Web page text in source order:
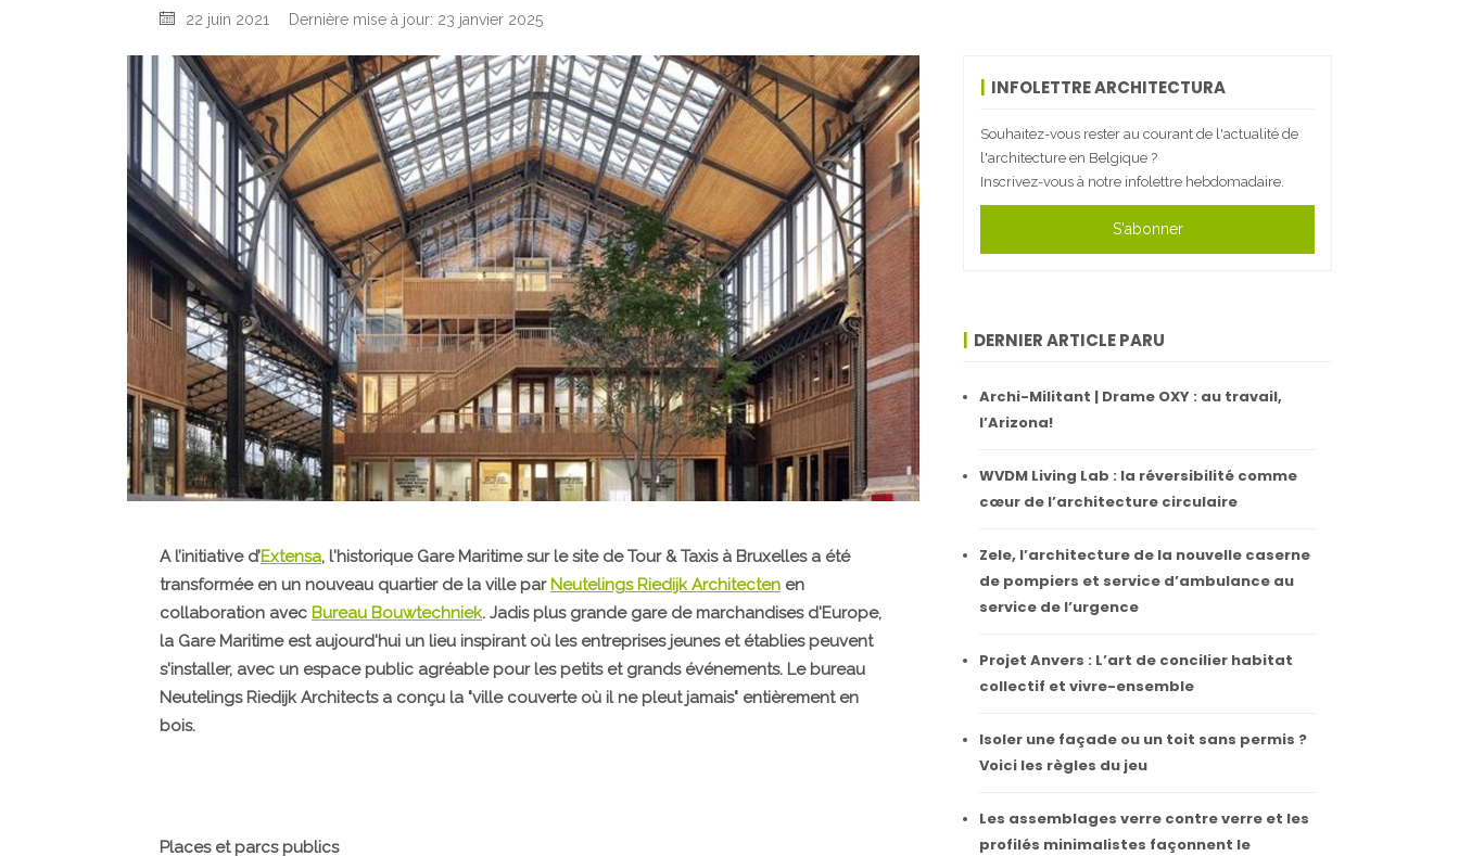
22 juin 2021 Dernière mise à jour: 23 janvier 2025
A l’initiative d’Extensa, l'historique Gare Maritime sur le site de Tour & Taxis à Bruxelles a été
transformée en un nouveau quartier de la ville par Neutelings Riedijk Architecten en
collaboration avec Bureau Bouwtechniek. Jadis plus grande gare de marchandises d'Europe,
la Gare Maritime est aujourd'hui un lieu inspirant où les entreprises jeunes et établies peuvent
s'installer, avec un espace public agréable pour les petits et grands événements. Le bureau
Neutelings Riedijk Architects a conçu la "ville couverte où il ne pleut jamais" entièrement en
bois.
Places et parcs publics
INFOLETTRE ARCHITECTURA
Souhaitez-vous rester au courant de l'actualité de
l'architecture en Belgique ?
Inscrivez-vous à notre infolettre hebdomadaire.
S'abonner
DERNIER ARTICLE PARU
Archi-Militant | Drame OXY : au travail,
l’Arizona!
WVDM Living Lab : la réversibilité comme
cœur de l’architecture circulaire
Zele, l’architecture de la nouvelle caserne
de pompiers et service d’ambulance au
service de l’urgence
Projet Anvers : L’art de concilier habitat
collectif et vivre-ensemble
Isoler une façade ou un toit sans permis ?
Voici les règles du jeu
Les assemblages verre contre verre et les
profilés minimalistes façonnent le